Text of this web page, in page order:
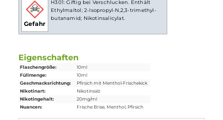
Lieferumfang
1x Pod Salt Core Peach Ice Nikotinsalz Liquid 10 ml
Einordnung nach CLP-Verordnung